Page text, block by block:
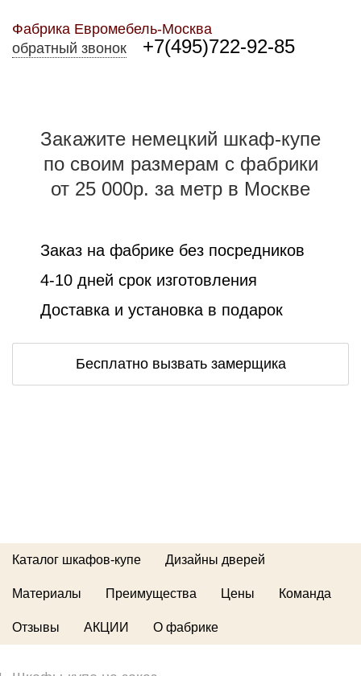
Фабрика Евромебель-Москва
обратный звонок
+7(495)722-92-85
Закажите немецкий шкаф-купе
по своим размерам с фабрики
от 25 000р. за метр в Москве
Заказ на фабрике без посредников
4-10 дней срок изготовления
Доставка и установка в подарок
Бесплатно вызвать замерщика
Каталог шкафов-купе Дизайны дверей
Материалы Преимущества Цены Команда
Отзывы АКЦИИ О фабрике